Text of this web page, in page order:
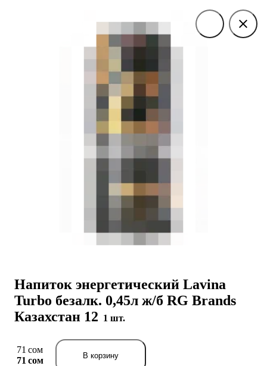
Напиток энергетический Lavina
Turbo безалк. 0,45л ж/б RG Brands
Казахстан 12 1 шт.
71 сом
71 сом
В корзину